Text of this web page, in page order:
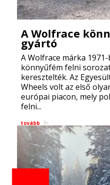
A Wolfrace
gyártó
A Wolfrace márka
könnyűfém felni
keresztelték. Az
Wheels volt az első
európai piacon, mely
felni...
tovább